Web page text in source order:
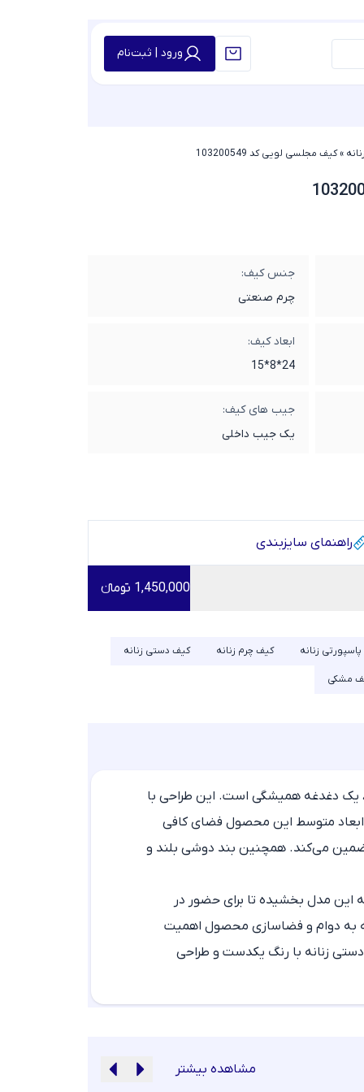
ورود | ثبت‌نام
»کیف مجلسی لویی کد 103200549
جنس کیف:
چرم صنعتی
ابعاد کیف:
24*8*15
جیب های کیف:
یک جیب داخلی
راهنمای سایز‌بندی
1,450,000 تومانء
زنانه کیف چرم زنانه کیف دستی زنانه
مشکی
یک دغدغه همیشگی است. این طراحی با
ابعاد متوسط این محصول فضای کافی
می‌کند. همچنین بند دوشی بلند و
این مدل بخشیده تا برای حضور در
به دوام و فضاسازی محصول اهمیت
زنانه با رنگ یکدست و طراحی
مشاهده بیشتر